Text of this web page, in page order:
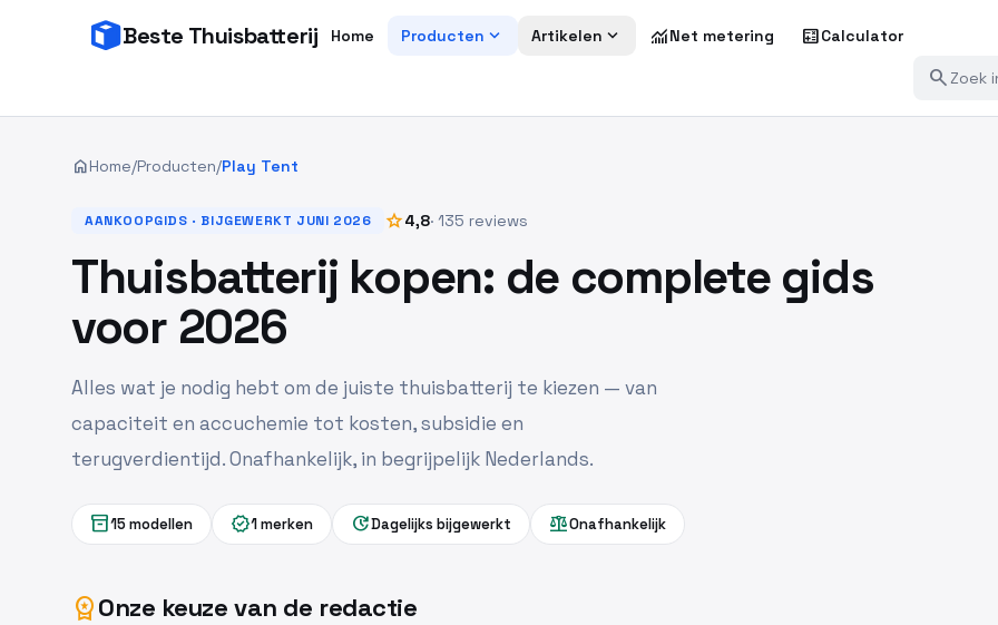
Beste Thuisbatterij Home Producten expand_more Artikelen expand_more monitoringNet metering calculateCalculator
search
homeHome/Producten/Play Tent
AANKOOPGIDS · BIJGEWERKT JUNI 2026 star4,8· 135 reviews
Thuisbatterij kopen: de complete gids
voor 2026
Alles wat je nodig hebt om de juiste thuisbatterij te kiezen — van
capaciteit en accuchemie tot kosten, subsidie en
terugverdientijd. Onafhankelijk, in begrijpelijk Nederlands.
inventory_215 modellen verified1 merken updateDagelijks bijgewerkt balanceOnafhankelijk
workspace_premiumOnze keuze van de redactie